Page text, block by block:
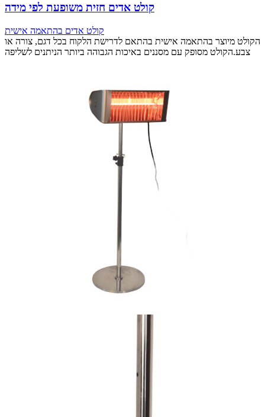
קולט אדים חזית משופעת לפי מידה
קולט אדים בהתאמה אישית
הקולט מיוצר בהתאמה אישית בהתאם לדרישת הלקוח בכל דגם, צורה או
צבע.הקולט מסופק עם מסננים באיכות הגבוהה ביותר הניתנים לשליפה